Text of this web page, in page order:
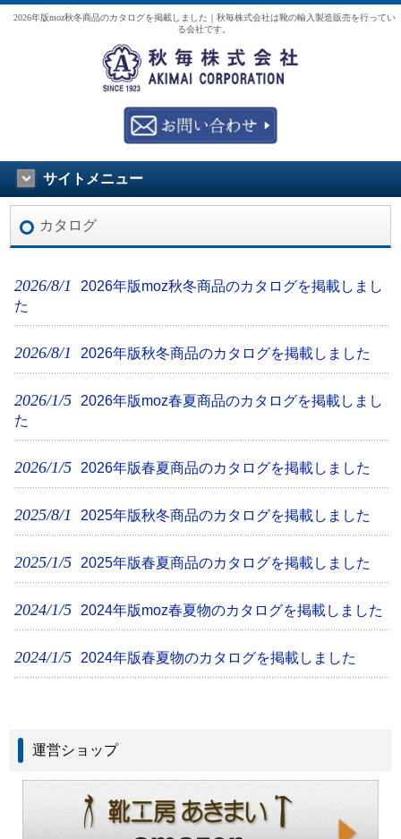
2026年版moz秋冬商品のカタログを掲載しました｜秋毎株式会社は靴の輸入製造販売を行ってい
る会社です。
サイトメニュー
カタログ
2026/8/1
2026年版moz秋冬商品のカタログを掲載しまし
た
2026/8/1 2026年版秋冬商品のカタログを掲載しました
2026/1/5
2026年版moz春夏商品のカタログを掲載しまし
た
2026/1/5 2026年版春夏商品のカタログを掲載しました
2025/8/1 2025年版秋冬商品のカタログを掲載しました
2025/1/5 2025年版春夏商品のカタログを掲載しました
2024/1/5 2024年版moz春夏物のカタログを掲載しました
2024/1/5 2024年版春夏物のカタログを掲載しました
運営ショップ